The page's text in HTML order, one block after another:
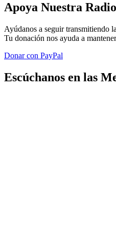
Apoya Nuestra Radio
Ayúdanos a seguir transmitiendo
Tu donación nos ayuda a
Donar con PayPal
Escúchanos en las